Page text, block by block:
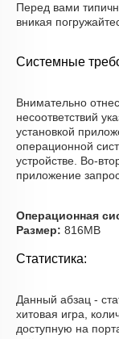
Перед вами
вникая
Системные
Внимательно
несоответствий
установкой
операционной
устройстве. Во-
приложение
Операционная
Размер: 816MB
Статистика:
Данный абзац -
хитовая игра,
доступную на